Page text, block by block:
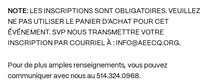
NOTE: LES INSCRIPTIONS SONT OBLIGATOIRES. VEUILLEZ
NE PAS UTILISER LE PANIER D’ACHAT POUR CET
ÉVÉNEMENT. SVP NOUS TRANSMETTRE VOTRE
INSCRIPTION PAR COURRIEL À :
INFO@AEECQ.ORG.
Pour de plus amples renseignements, vous pouvez
communiquer avec nous au 514.324.0968.